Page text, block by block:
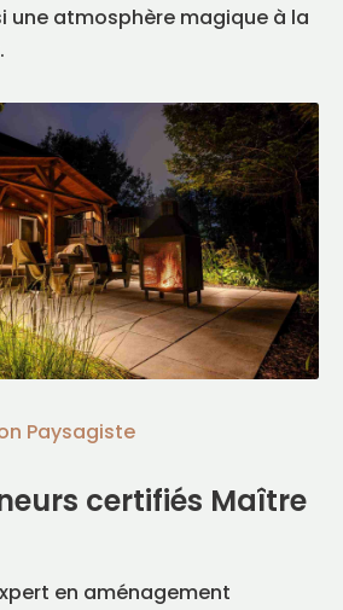
une atmosphère magique à la
Paysagiste
certifiés Maître
en aménagement